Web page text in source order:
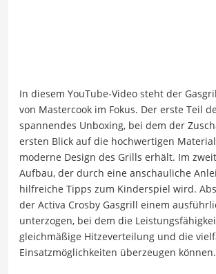
In diesem YouTube-Video steht der
von Mastercook im Fokus. Der erste Teil
spannendes Unboxing, bei dem der
ersten Blick auf die hochwertigen
moderne Design des Grills erhält. Im
Aufbau, der durch eine anschauliche
hilfreiche Tipps zum Kinderspiel wird.
der Activa Crosby Gasgrill einem
unterzogen, bei dem die
gleichmäßige Hitzeverteilung und die
Einsatzmöglichkeiten überzeugen können.